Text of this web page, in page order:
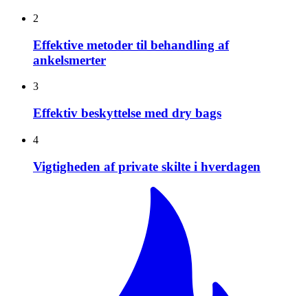
2
Effektive metoder til behandling af
ankelsmerter
3
Effektiv beskyttelse med dry bags
4
Vigtigheden af private skilte i hverdagen